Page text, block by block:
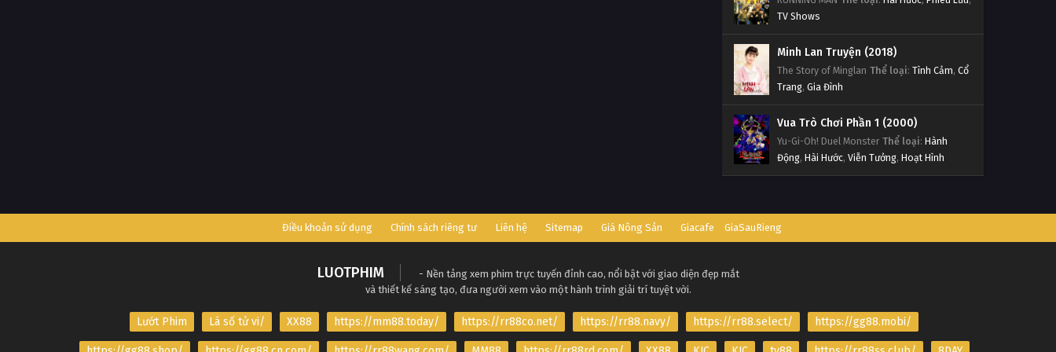
TV Shows
Minh Lan Truyện (2018)
The Story of Minglan Thể loại: Tình Cảm, Cổ
Trang, Gia Đình
Vua Trò Chơi Phần 1 (2000)
Yu-Gi-Oh! Duel Monster Thể loại: Hành
Động, Hài Hước, Viễn Tưởng, Hoạt Hình
Điều khoản sử dụng Chính sách riêng tư Liên hệ Sitemap Giá Nông Sản Giacafe GiaSauRieng
LUOTPHIM
- Nền tảng xem phim trực tuyến đỉnh cao, nổi bật với giao diện đẹp mắt
và thiết kế sáng tạo, đưa người xem vào một hành trình giải trí tuyệt vời.
Lướt Phim Lá số tử vi/ XX88 https://mm88.today/ https://rr88co.net/ https://rr88.navy/ https://rr88.select/ https://gg88.mobi/